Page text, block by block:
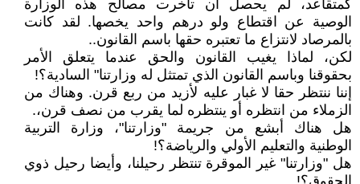
كمتقاعد، لم يحصل أن تأخرت مصالح هذه الوزارة
الوصية عن اقتطاع ولو درهم واحد يخصها. لقد كانت
بالمرصاد لانتزاع ما تعتبره حقها باسم القانون..
لكن، لماذا يغيب القانون والحق عندما يتعلق الأمر
بحقوقنا وباسم القانون الذي تمتثل له وزارتنا" السادية؟!
إننا ننتظر حقا لا غبار عليه لأزيد من ربع قرن. وهناك من
الزملاء من انتظره أو ينتظره لما يقرب من نصف قرن،.
هل هناك أبشع من جريمة "وزارتنا"، وزارة التربية
الوطنية والتعليم الأولي والرياضة؟!
هل "وزارتنا" غير الموقرة تنتظر رحيلنا، وأيضا رحيل ذوي